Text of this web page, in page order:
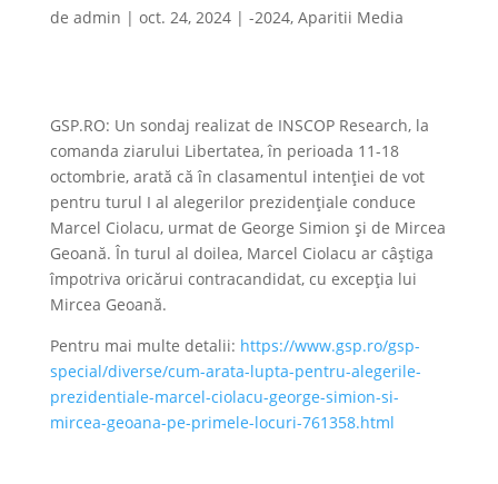
de admin | oct. 24, 2024| -2024, Aparitii Media
GSP.RO: Un sondaj realizat de INSCOP Research, la
comanda ziarului Libertatea, în perioada 11-18
octombrie, arată că în clasamentul intenției de vot
pentru turul I al alegerilor prezidențiale conduce
Marcel Ciolacu, urmat de George Simion și de Mircea
Geoană. În turul al doilea, Marcel Ciolacu ar câștiga
împotriva oricărui contracandidat, cu excepția lui
Mircea Geoană.
Pentru mai multe detalii: https://www.gsp.ro/gsp-
special/diverse/cum-arata-lupta-pentru-alegerile-
prezidentiale-marcel-ciolacu-george-simion-si-
mircea-geoana-pe-primele-locuri-761358.html